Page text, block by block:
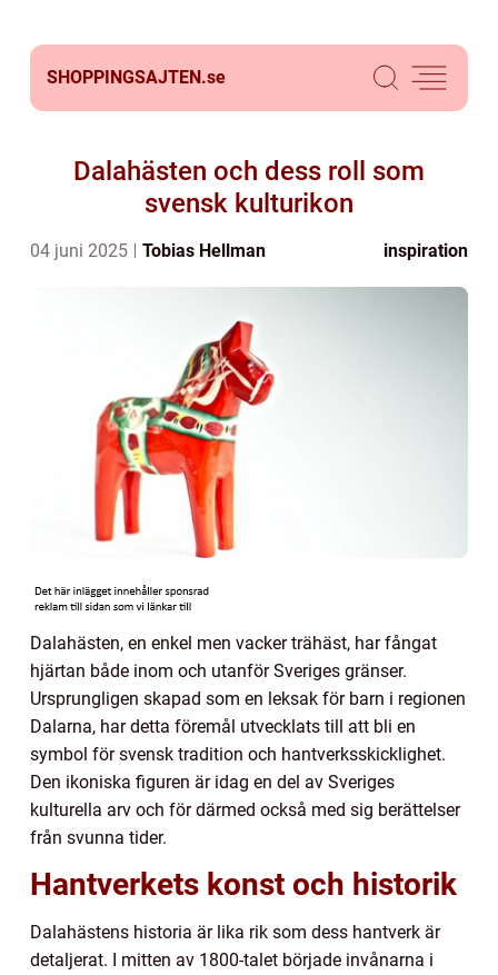
SHOPPINGSAJTEN.se
Dalahästen och dess roll som
svensk kulturikon
04 juni 2025 Tobias Hellman inspiration
Dalahästen, en enkel men vacker trähäst, har fångat
hjärtan både inom och utanför Sveriges gränser.
Ursprungligen skapad som en leksak för barn i regionen
Dalarna, har detta föremål utvecklats till att bli en
symbol för svensk tradition och hantverksskicklighet.
Den ikoniska figuren är idag en del av Sveriges
kulturella arv och för därmed också med sig berättelser
från svunna tider.
Hantverkets konst och historik
Dalahästens historia är lika rik som dess hantverk är
detaljerat. I mitten av 1800-talet började invånarna i